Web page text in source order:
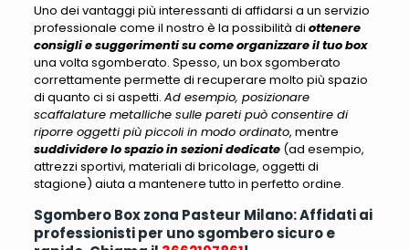
Uno dei vantaggi più interessanti di affidarsi a un servizio
professionale come il nostro è la possibilità di ottenere
consigli e suggerimenti su come organizzare il tuo box
una volta sgomberato. Spesso, un box sgomberato
correttamente permette di recuperare molto più spazio
di quanto ci si aspetti. Ad esempio, posizionare
scaffalature metalliche sulle pareti può consentire di
riporre oggetti più piccoli in modo ordinato, mentre
suddividere lo spazio in sezioni dedicate(ad esempio,
attrezzi sportivi, materiali di bricolage, oggetti di
stagione) aiuta a mantenere tutto in perfetto ordine.
Sgombero Box zona Pasteur Milano: Affidati ai
professionisti per uno sgombero sicuro e